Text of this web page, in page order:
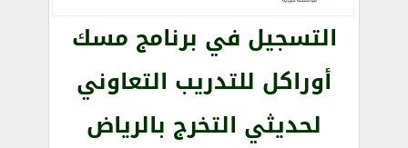
التسجيل في برنامج مسك
أوراكل للتدريب التعاوني
لحديثي التخرج بالرياض